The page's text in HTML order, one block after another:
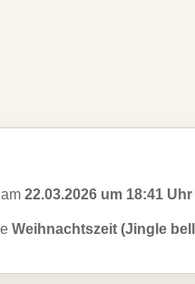
22.03.2026 um 18:41 Uhr
Weihnachtszeit (Jingle